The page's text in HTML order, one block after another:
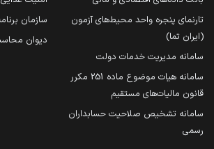
تارنمای پنجره واحد محیط‌های آزمون
(ایران تما)
سامانه مدیریت خدمات دولت
سامانه هیات موضوع ماده 251 مکرر
قانون مالیات‌های مستقیم
سامانه تشخیص صلاحیت حسابداران
رسمی
سازمان
دیوان